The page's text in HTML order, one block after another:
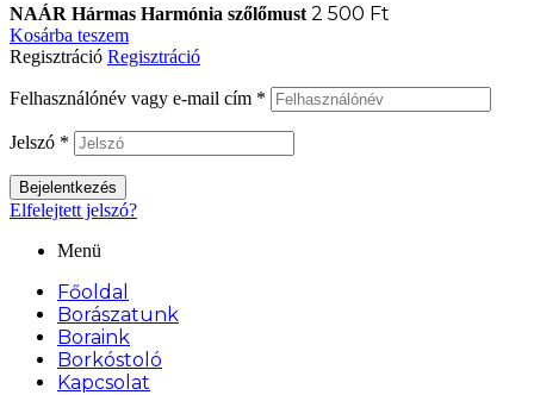
NAÁR Hármas Harmónia szőlőmust 2 500 Ft
Kosárba teszem
Regisztráció Regisztráció
Felhasználónév vagy e-mail cím *
Jelszó *
Bejelentkezés
Elfelejtett jelszó?
Menü
Főoldal
Borászatunk
Boraink
Borkóstoló
Kapcsolat